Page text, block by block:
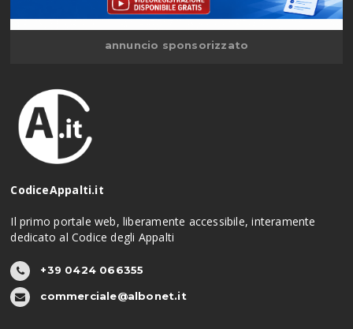
annuncio sponsorizzato
CodiceAppalti.it
Il primo portale web, liberamente accessibile, interamente
dedicato al Codice degli Appalti
+39 0424 066355
commerciale@albonet.it